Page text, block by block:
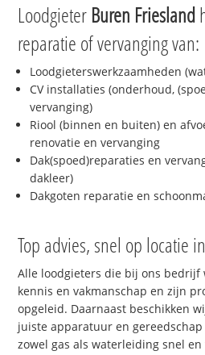
Loodgieter Buren Friesland
reparatie of vervanging van:
Loodgieterswerkzaamheden
CV installaties (onderhoud,
vervanging)
Riool (binnen en buiten) en
renovatie en vervanging
Dak(spoed)reparaties en
dakleer)
Dakgoten reparatie en
Top advies, snel op locatie in
Alle loodgieters die bij ons bedrijf
kennis en vakmanschap en zijn
opgeleid. Daarnaast beschikken
juiste apparatuur en
zowel gas als waterleiding snel